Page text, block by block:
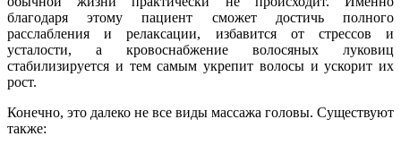
благодаря этому пациент сможет достичь полного
расслабления и релаксации, избавится от стрессов и
усталости, а кровоснабжение волосяных луковиц
стабилизируется и тем самым укрепит волосы и ускорит их
рост.
Конечно, это далеко не все виды массажа головы. Существуют
также: